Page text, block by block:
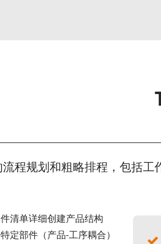
程规划和粗略排程，包括
清单详细创建产品结构
定部件（产品-工序耦合）